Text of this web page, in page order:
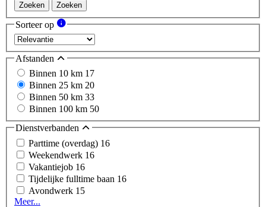
Zoeken Zoeken
Sorteer op
Afstanden
Binnen 10 km 17
Binnen 25 km 20
Binnen 50 km 33
Binnen 100 km 50
Dienstverbanden
Parttime (overdag) 16
Weekendwerk 16
Vakantiejob 16
Tijdelijke fulltime baan 16
Avondwerk 15
Meer...